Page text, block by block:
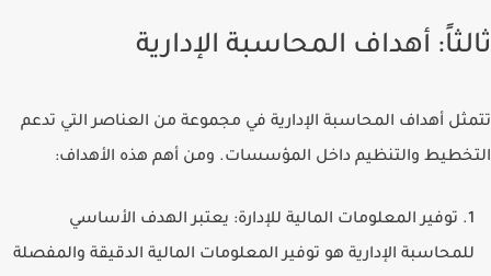
ثالثاً: أهداف المحاسبة الإدارية
تتمثل أهداف المحاسبة الإدارية في مجموعة من العناصر التي تدعم
التخطيط والتنظيم داخل المؤسسات. ومن أهم هذه الأهداف:
توفير المعلومات المالية للإدارة: يعتبر الهدف الأساسي
للمحاسبة الإدارية هو توفير المعلومات المالية الدقيقة والمفصلة